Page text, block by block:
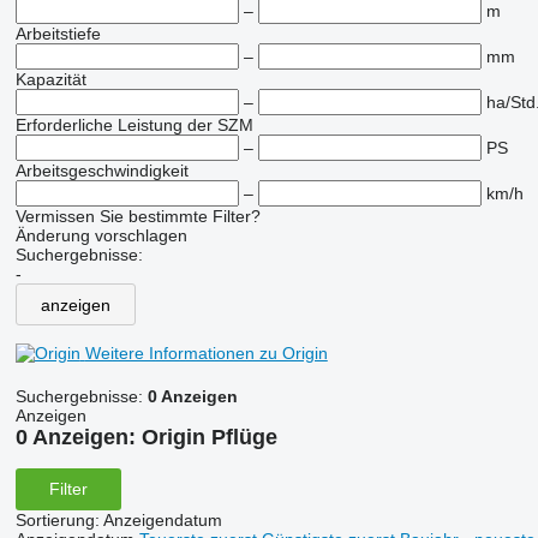
–
m
Arbeitstiefe
–
mm
Kapazität
–
ha/
Erforderliche Leistung der SZM
–
PS
Arbeitsgeschwindigkeit
–
km/h
Vermissen Sie bestimmte Filter?
Änderung vorschlagen
Suchergebnisse:
-
anzeigen
Weitere Informationen zu Origin
Suchergebnisse: 0 Anzeigen
Anzeigen
0 Anzeigen: Origin Pflüge
Filter
Sortierung: Anzeigendatum